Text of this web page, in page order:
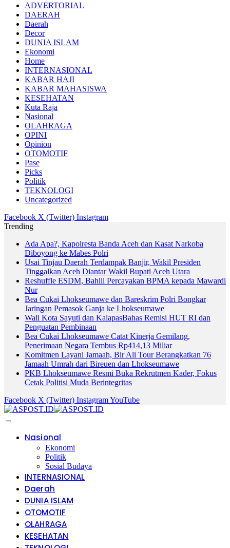
ADVERTORIAL
DAERAH
Daerah
Decor
DUNIA ISLAM
Ekonomi
Home
INTERNASIONAL
KABAR HAJI
KABAR MAHASISWA
KESEHATAN
Kuta Raja
Nasional
OLAHRAGA
OPINI
Opinion
OTOMOTIF
Pase
Picks
Politik
TEKNOLOGI
Uncategorized
Facebook X (Twitter) Instagram
Trending
Ada Apa?, Kapolresta Banda Aceh dan Kasat Narkoba
Diboyong ke Mabes Polri
Usai Tinjau Daerah Terdampak Banjir, Wakil Presiden
Tinggalkan Aceh Diantar Wakil Bupati Aceh Utara
Reshuffle ESDM, Bahlil Percayakan BPMA kepada Mawardi
Nur
Bea Cukai Lhokseumawe dan Bareskrim Polri Bongkar
Jaringan Pemasok Ganja ke Lhokseumawe
Wali Kota Sayuti dan KalapasBahas Remisi HUT RI dan
Penguatan Pembinaan
Bea Cukai Lhokseumawe Catat Kinerja Gemilang,
Penerimaan Negara Tembus Rp414,13 Miliar
Komitmen Layani Jamaah, Bir Ali Tour Berangkatkan 76
Jamaah Umrah dari Bireuen dan Lhokseumawe
PKB Lhokseumawe Resmi Buka Rekrutmen Kader, Fokus
Cetak Politisi Muda Berintegritas
Facebook X (Twitter) InstagramYouTube
Nasional
Ekonomi
Politik
Sosial Budaya
INTERNASIONAL
Daerah
DUNIA ISLAM
OTOMOTIF
OLAHRAGA
KESEHATAN